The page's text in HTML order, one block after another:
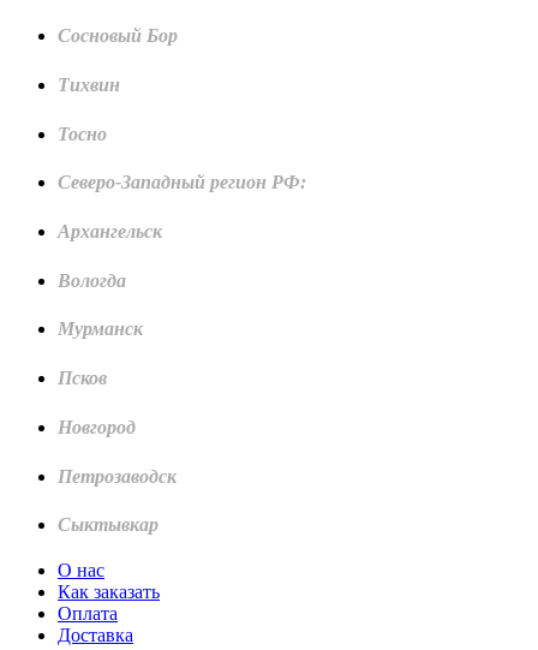
Сосновый Бор
Тихвин
Тосно
Северо-Западный регион РФ:
Архангельск
Вологда
Мурманск
Псков
Новгород
Петрозаводск
Сыктывкар
О нас
Как заказать
Оплата
Доставка